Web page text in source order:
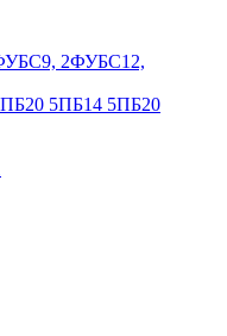
2ФУБС12,
5ПБ14 5ПБ20